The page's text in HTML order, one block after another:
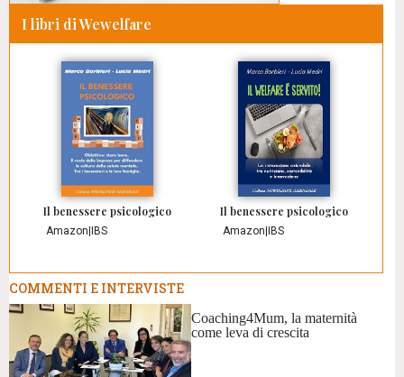
I libri di Wewelfare
Il benessere psicologico
Amazon IBS
Il benessere psicologico
Amazon IBS
COMMENTI E INTERVISTE
Coaching4Mum, la maternità
come leva di crescita